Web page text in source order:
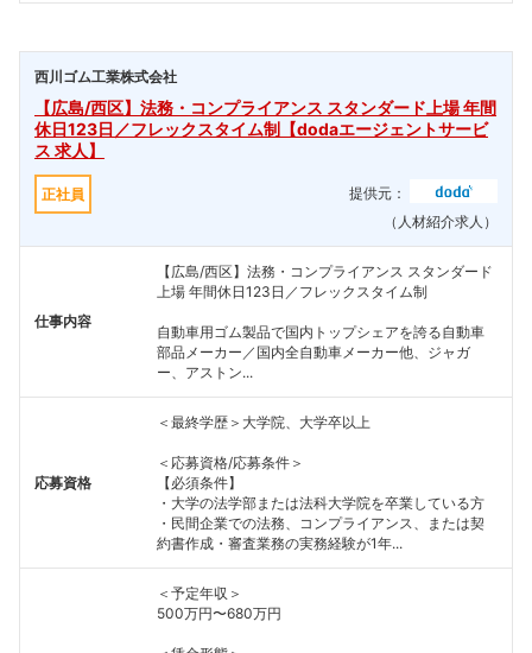
西川ゴム工業株式会社
【広島/西区】法務・コンプライアンス スタンダード上場 年間
休日123日／フレックスタイム制【dodaエージェントサービ
ス 求人】
正社員
提供元：
（人材紹介求人）
仕事内容
【広島/西区】法務・コンプライアンス スタンダード
上場 年間休日123日／フレックスタイム制
自動車用ゴム製品で国内トップシェアを誇る自動車
部品メーカー／国内全自動車メーカー他、ジャガ
ー、アストン...
応募資格
＜最終学歴＞大学院、大学卒以上
＜応募資格/応募条件＞
【必須条件】
・大学の法学部または法科大学院を卒業している方
・民間企業での法務、コンプライアンス、または契
約書作成・審査業務の実務経験が1年...
＜予定年収＞
500万円〜680万円